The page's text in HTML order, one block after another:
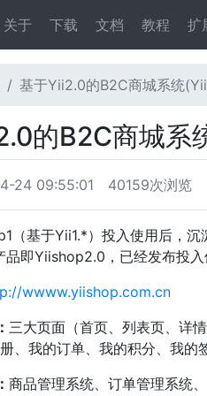
关于 下载 文档 教程 扩
基于Yii2.0的B2C商城系统
的B2C商城系
24 09:55:01 40159次浏览
（基于Yii1.*）投入使用后，
即Yiishop2.0，已经发布投
wwww.yiishop.com.cn
三大页面（首页、列表页、详
、我的订单、我的积分、我的
商品管理系统、订单管理系统